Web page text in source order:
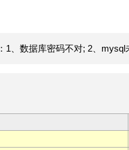
、数据库密码不对; 2、mysql